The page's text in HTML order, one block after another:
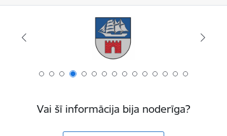
Vai šī informācija bija noderīga?